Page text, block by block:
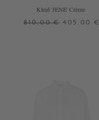
Kleid 'JENE' Crème
810,00 € 405,00 €